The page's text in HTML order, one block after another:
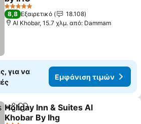
5 Αστέρια
8,8 Εξαιρετικό
18.108
Al Khobar, 15.7 χλμ. από: Dammam
για να
Εμφάνιση τιμών
Κοινοποίηση
Προσθήκη στα αγαπημένα
Holiday Inn & Suites Al
Khobar By Ihg